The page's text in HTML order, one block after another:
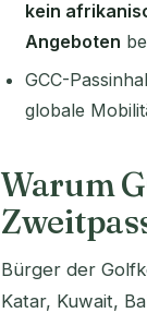
kein
Angeboten
GCC-
globale
Warum
Bürger der
Katar, Kuwait,